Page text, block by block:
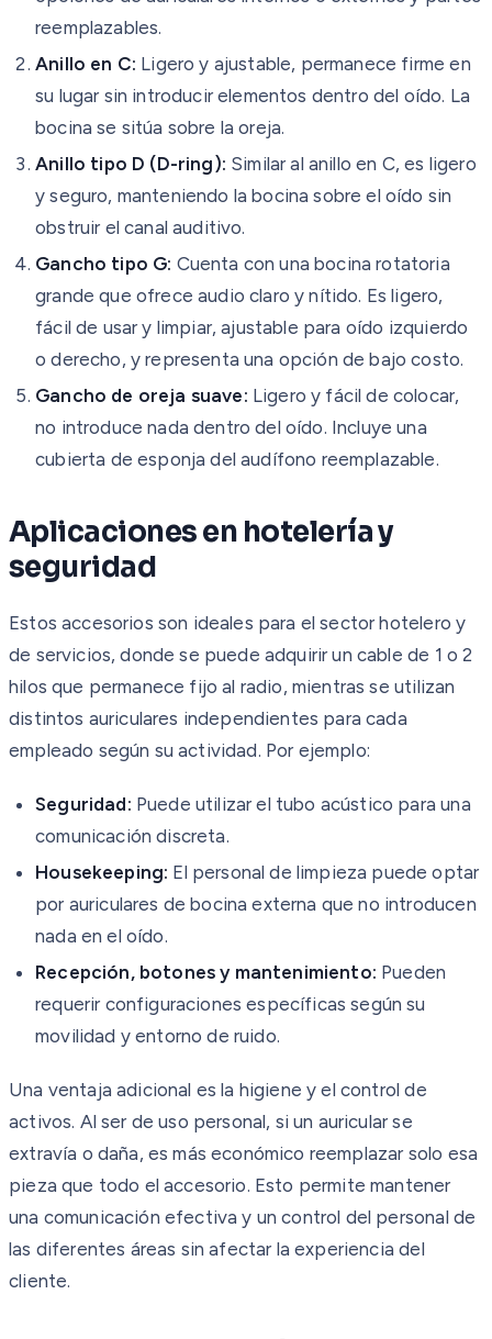
reemplazables.
Anillo en C: Ligero y ajustable, permanece firme en
su lugar sin introducir elementos dentro del oído. La
bocina se sitúa sobre la oreja.
Anillo tipo D (D-ring): Similar al anillo en C, es ligero
y seguro, manteniendo la bocina sobre el oído sin
obstruir el canal auditivo.
Gancho tipo G: Cuenta con una bocina rotatoria
grande que ofrece audio claro y nítido. Es ligero,
fácil de usar y limpiar, ajustable para oído izquierdo
o derecho, y representa una opción de bajo costo.
Gancho de oreja suave: Ligero y fácil de colocar,
no introduce nada dentro del oído. Incluye una
cubierta de esponja del audífono reemplazable.
Aplicaciones en hotelería y
seguridad
Estos accesorios son ideales para el sector hotelero y
de servicios, donde se puede adquirir un cable de 1 o 2
hilos que permanece fijo al radio, mientras se utilizan
distintos auriculares independientes para cada
empleado según su actividad. Por ejemplo:
Seguridad: Puede utilizar el tubo acústico para una
comunicación discreta.
Housekeeping: El personal de limpieza puede optar
por auriculares de bocina externa que no introducen
nada en el oído.
Recepción, botones y mantenimiento: Pueden
requerir configuraciones específicas según su
movilidad y entorno de ruido.
Una ventaja adicional es la higiene y el control de
activos. Al ser de uso personal, si un auricular se
extravía o daña, es más económico reemplazar solo esa
pieza que todo el accesorio. Esto permite mantener
una comunicación efectiva y un control del personal de
las diferentes áreas sin afectar la experiencia del
cliente.